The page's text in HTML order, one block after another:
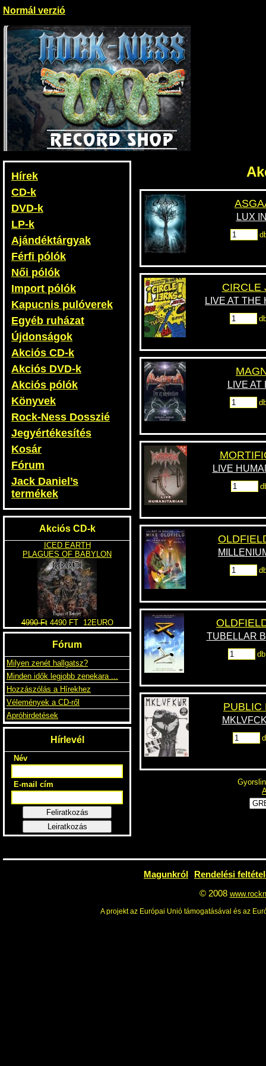
Normál verzió
Hírek
CD-k
DVD-k
LP-k
Ajándéktárgyak
Férfi pólók
Női pólók
Import pólók
Kapucnis pulóverek
Egyéb ruházat
Újdonságok
Akciós CD-k
Akciós DVD-k
Akciós pólók
Könyvek
Rock-Ness Dosszié
Jegyértékesítés
Kosár
Fórum
Jack Daniel’s
termékek
Akciós CD-k
ICED EARTH
PLAGUES OF BABYLON
4990 Ft 4490 FT 12EURO
Fórum
Milyen zenét hallgatsz?
Minden idők legjobb zenekara ...
Hozzászólás a Hírekhez
Vélemények a CD-ről
Apróhirdetések
Hírlevél
Név
E-mail cím
Feliratkozás
Leiratkozás
LUX
CIRCLE
LIVE AT THE
LIVE AT
LIVE
TUBELLAR
db
PUBLIC
A
Magunkról
Rendelési
© 2008
A projekt az Európai Unió támogatásával és az